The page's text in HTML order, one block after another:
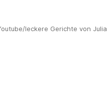
leckere Gerichte von Julia